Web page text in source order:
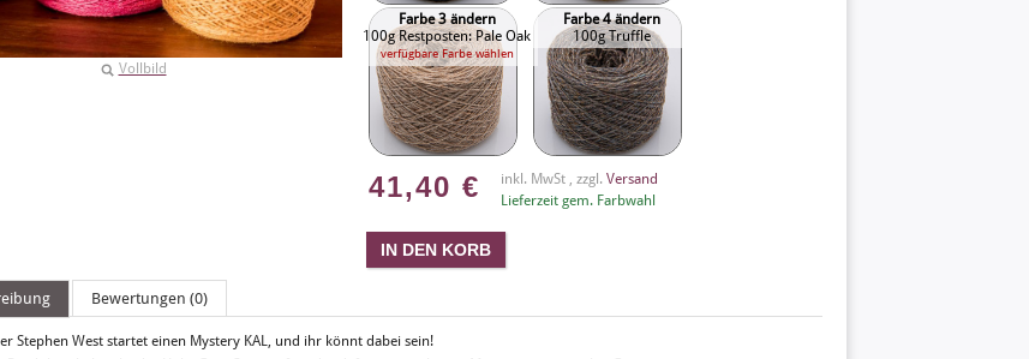
Vollbild
Farbe 3 ändern
100g Restposten: Pale Oak
verfügbare Farbe wählen
Farbe 4 ändern
100g Truffle
41,40 € inkl. MwSt , zzgl. Versand
Lieferzeit gem. Farbwahl
Bewertungen (0)
Stephen West startet einen Mystery KAL, und ihr könnt dabei sein!